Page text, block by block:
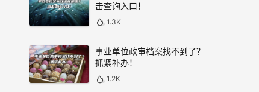
击查询入口！
1.3K
事业单位政审档案找不到了？
抓紧补办！
1.2K